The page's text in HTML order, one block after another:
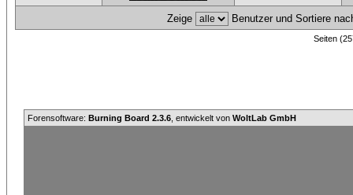
Zeige Benutzer und Sortiere
Seiten
Forensoftware: Burning Board 2.3.6 , entwickelt von WoltLab GmbH